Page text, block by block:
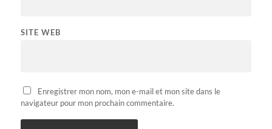
SITE WEB
Enregistrer mon nom, mon e-mail et mon site dans le
navigateur pour mon prochain commentaire.